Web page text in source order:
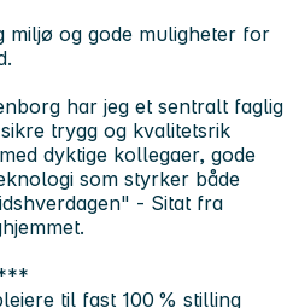
miljø og gode muligheter for
har jeg et sentralt faglig
trygg og kvalitetsrik
dyktige kollegaer, gode
som styrker både
- Sitat fra
til fast 100 % stilling